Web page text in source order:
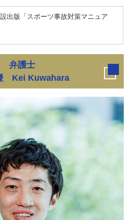
出版「スポーツ事故対策マニュア
弁護士
Kei Kuwahara